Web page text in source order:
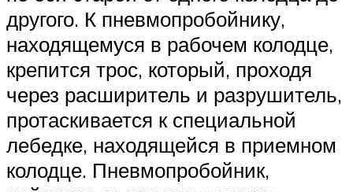
другого. К пневмопробойнику,
находящемуся в рабочем колодце,
крепится трос, который, проходя
через расширитель и разрушитель,
протаскивается к специальной
лебедке, находящейся в приемном
колодце. Пневмопробойник,